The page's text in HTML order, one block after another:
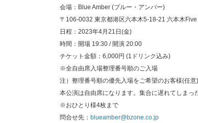
会場：Blue Amber (ブルー・アンバー)
〒106-0032 東京都港区六本木5-18-21 六本木
日程：2023年4月21日(金)
時間：開場 19:30 / 開演 20:00
チケット金額：6,000円 (1ドリンク込み)
※全自由席入場整理番号順のご入場
注）整理番号順の優先入場をご希望のお客様(任
本公演は自由席になります。集合に遅れてしまっ
※おひとり様4枚まで
問合せ先： blueamber@bzone.co.jp